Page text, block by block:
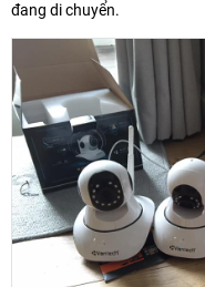
đang di chuyển.